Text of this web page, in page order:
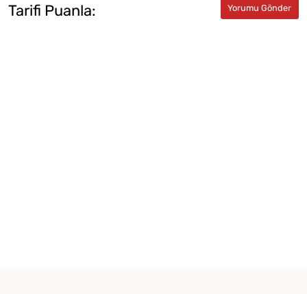
Tarifi Puanla: